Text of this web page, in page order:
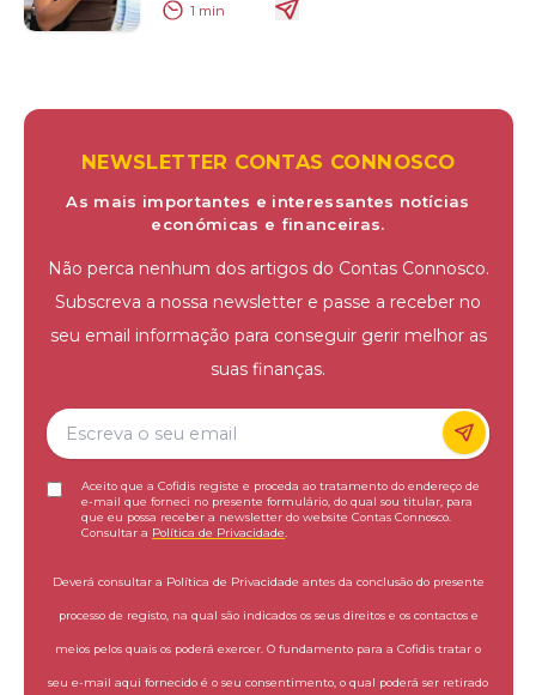
1 min
NEWSLETTER CONTAS CONNOSCO
As mais importantes e interessantes notícias
económicas e financeiras.
Não perca nenhum dos artigos do Contas Connosco.
Subscreva a nossa newsletter e passe a receber no
seu email informação para conseguir gerir melhor as
suas finanças.
Aceito que a Cofidis registe e proceda ao tratamento do endereço de
e-mail que forneci no presente formulário, do qual sou titular, para
que eu possa receber a newsletter do website Contas Connosco.
Consultar a Política de Privacidade
Deverá consultar a Política de Privacidade antes da conclusão do presente
processo de registo, na qual são indicados os seus direitos e os contactos e
meios pelos quais os poderá exercer. O fundamento para a Cofidis tratar o
seu e-mail aqui fornecido é o seu consentimento, o qual poderá ser retirado